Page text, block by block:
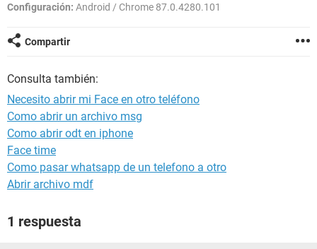
Configuración: Android / Chrome 87.0.4280.101
Compartir
Consulta también:
Necesito abrir mi Face en otro teléfono
Como abrir un archivo msg
Como abrir odt en iphone
Face time
Como pasar whatsapp de un telefono a otro
Abrir archivo mdf
1 respuesta